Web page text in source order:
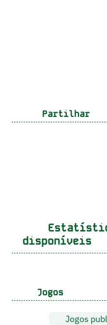
Partilhar
disponíveis
Jogos
Jogos